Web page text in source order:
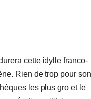
cette idylle franco-
Rien de trop pour son
les plus gro et le